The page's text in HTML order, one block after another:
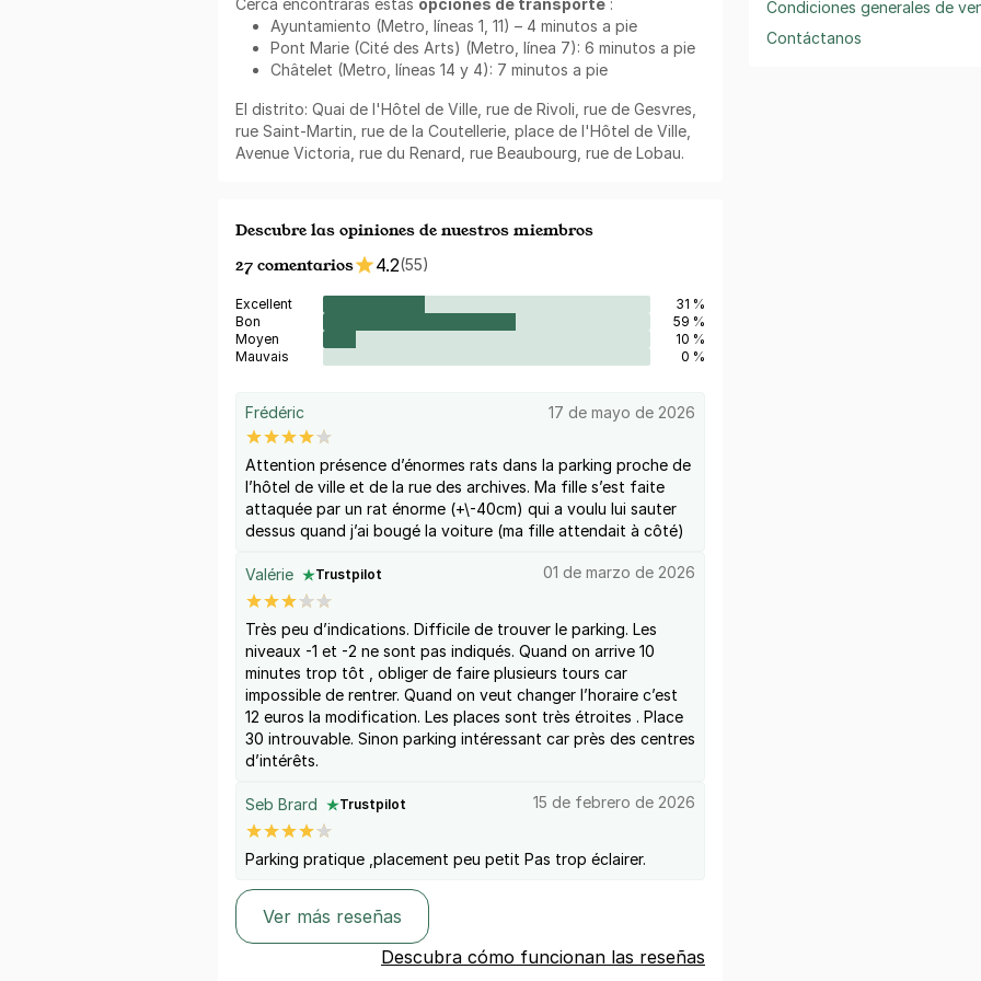
Ayuntamiento (Metro, líneas 1, 11) – 4 minutos a pie
Pont Marie (Cité des Arts) (Metro, línea 7): 6 minutos a pie
Châtelet (Metro, líneas 14 y 4): 7 minutos a pie
El distrito: Quai de l'Hôtel de Ville, rue de Rivoli, rue de Gesvres,
rue Saint-Martin, rue de la Coutellerie, place de l'Hôtel de Ville,
Avenue Victoria, rue du Renard, rue Beaubourg, rue de Lobau.
Descubre las opiniones de nuestros miembros
27 comentarios
4.2(55)
Excellent
31 %
Bon
59 %
Moyen
10 %
Mauvais
0 %
Frédéric 17 de mayo de 2026
Attention présence d’énormes rats dans la parking proche de
l’hôtel de ville et de la rue des archives. Ma fille s’est faite
attaquée par un rat énorme (+\-40cm) qui a voulu lui sauter
dessus quand j’ai bougé la voiture (ma fille attendait à côté)
Valérie Trustpilot 01 de marzo de 2026
Très peu d’indications. Difficile de trouver le parking. Les
niveaux -1 et -2 ne sont pas indiqués. Quand on arrive 10
minutes trop tôt , obliger de faire plusieurs tours car
impossible de rentrer. Quand on veut changer l’horaire c’est
12 euros la modification. Les places sont très étroites . Place
30 introuvable. Sinon parking intéressant car près des centres
d’intérêts.
Seb Brard Trustpilot 15 de febrero de 2026
Parking pratique ,placement peu petit Pas trop éclairer.
Ver más reseñas
Descubra cómo funcionan las reseñas
Condiciones generales de
Contáctanos